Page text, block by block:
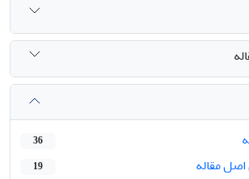
36
مقاله 19